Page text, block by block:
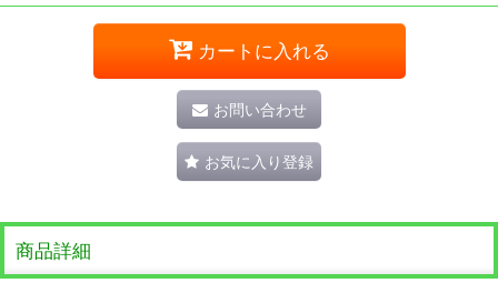
カートに入れる
お問い合わせ
お気に入り登録
商品詳細